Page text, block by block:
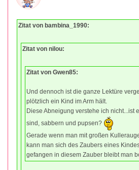
Zitat von bambina_1990:
Zitat von nilou:
Zitat von Gwen85:
Und dennoch ist die ganze Lektüre
plötzlich ein Kind im Arm hält.
Diese Abneigung verstehe ich nicht...ist
sind, sabbern und pupsen?
Gerade wenn man mit großen
kann man sich des Zaubers eines
gefangen in diesem Zauber bleibt man